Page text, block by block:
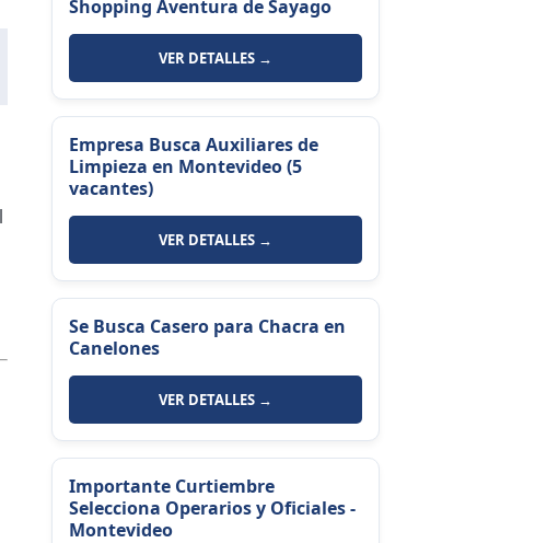
Shopping Aventura de Sayago
VER DETALLES →
Empresa Busca Auxiliares de
Limpieza en Montevideo (5
vacantes)
VER DETALLES →
Se Busca Casero para Chacra en
Canelones
VER DETALLES →
Importante Curtiembre
Selecciona Operarios y Oficiales -
Montevideo